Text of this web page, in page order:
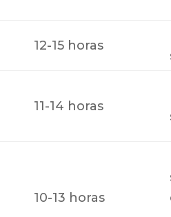
12-15 horas
11-14 horas
10-13 horas